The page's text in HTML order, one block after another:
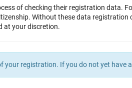
of checking their registration data.
Without these data
at your discretion.
your registration. If you do not yet have